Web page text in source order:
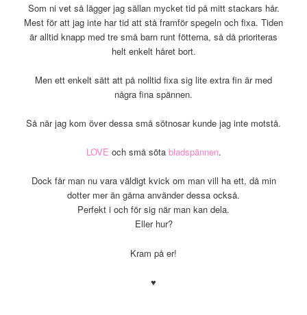
Som ni vet så lägger jag sällan mycket tid på mitt stackars hår.
Mest för att jag inte har tid att stå framför spegeln och fixa. Tiden
är alltid knapp med tre små barn runt fötterna, så då prioriteras
helt enkelt håret bort.
Men ett enkelt sätt att på nolltid fixa sig lite extra fin är med
några fina spännen.
Så när jag kom över dessa små sötnosar kunde jag inte motstå.
LOVE och små söta bladspännen.
Dock får man nu vara väldigt kvick om man vill ha ett, då min
dotter mer än gärna använder dessa också.
Perfekt i och för sig när man kan dela.
Eller hur?
Kram på er!
♥